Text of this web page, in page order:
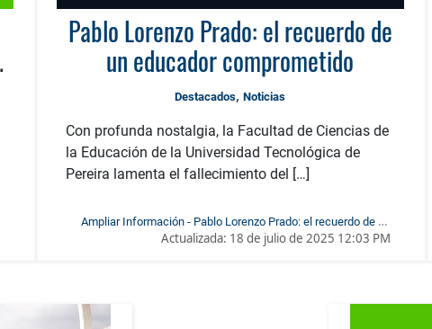
Pablo Lorenzo Prado: el recuerdo de
un educador comprometido
Destacados,Noticias
Con profunda nostalgia, la Facultad de Ciencias de
la Educación de la Universidad Tecnológica de
Pereira lamenta el fallecimiento del […]
Ampliar Información - Pablo Lorenzo Prado: el recuerdo de un
educador comprometido
Actualizada: 18 de julio de 2025 12:03 PM